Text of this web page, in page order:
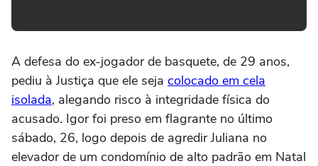
A defesa do ex-jogador de basquete, de 29 anos,
pediu à Justiça que ele seja colocado em cela
isolada, alegando risco à integridade física do
acusado. Igor foi preso em flagrante no último
sábado, 26, logo depois de agredir Juliana no
elevador de um condomínio de alto padrão em Natal